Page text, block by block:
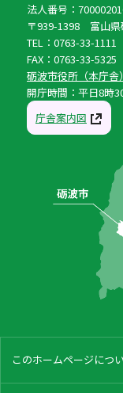
法人番号：
〒939-1398 富山県
TEL：0763-33-1111
FAX：0763-33-5325
砺波市役所（本庁舎
開庁時間：平日8時
庁舎案内図
このホームページにつ